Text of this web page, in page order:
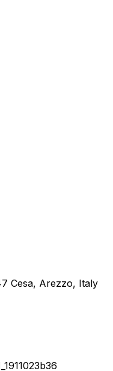
Cesa, Arezzo, Italy